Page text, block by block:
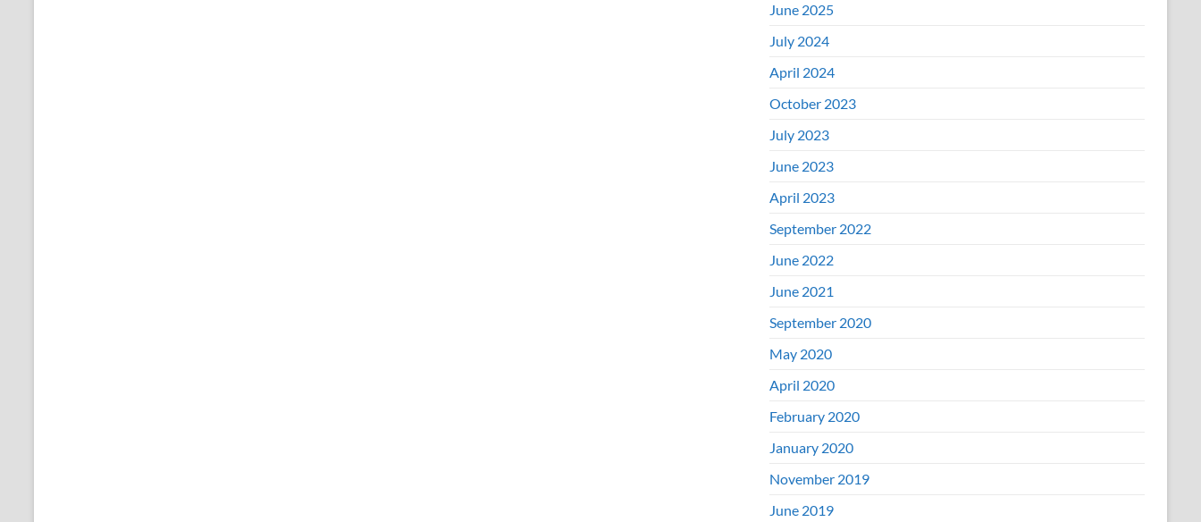
June 2025
July 2024
April 2024
October 2023
July 2023
June 2023
April 2023
September 2022
June 2022
June 2021
September 2020
May 2020
April 2020
February 2020
January 2020
November 2019
June 2019